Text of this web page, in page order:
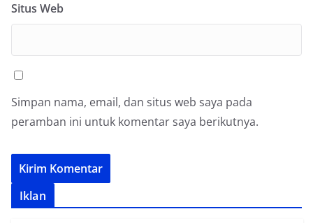
Situs Web
Simpan nama, email, dan situs web saya pada
peramban ini untuk komentar saya berikutnya.
Iklan